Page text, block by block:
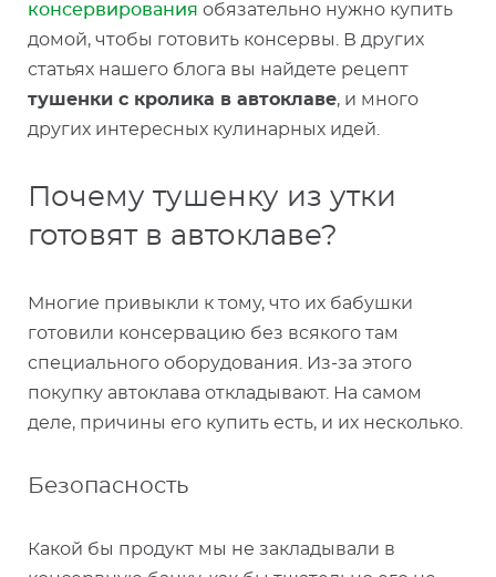
консервирования обязательно нужно купить
домой, чтобы готовить консервы. В других
статьях нашего блога вы найдете рецепт
тушенки с кролика в автоклаве, и много
других интересных кулинарных идей.
Почему тушенку из утки
готовят в автоклаве?
Многие привыкли к тому, что их бабушки
готовили консервацию без всякого там
специального оборудования. Из-за этого
покупку автоклава откладывают. На самом
деле, причины его купить есть, и их несколько.
Безопасность
Какой бы продукт мы не закладывали в